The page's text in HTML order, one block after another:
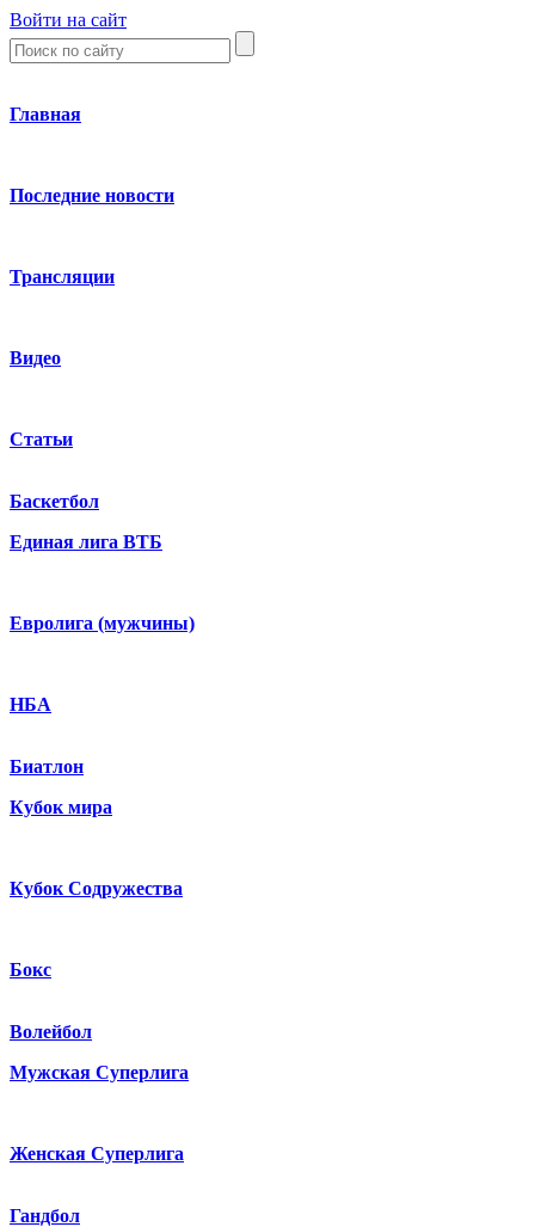
Войти на сайт
Главная
Последние новости
Трансляции
Видео
Статьи
Баскетбол
Единая лига ВТБ
Евролига (мужчины)
НБА
Биатлон
Кубок мира
Кубок Содружества
Бокс
Волейбол
Мужская Суперлига
Женская Суперлига
Гандбол